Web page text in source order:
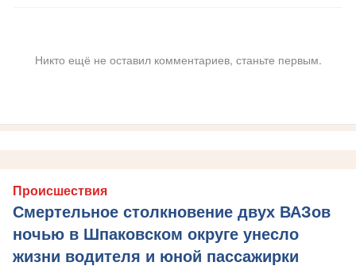
Никто ещё не оставил комментариев, станьте первым.
Происшествия
Смертельное столкновение двух ВАЗов
ночью в Шпаковском округе унесло
жизни водителя и юной пассажирки